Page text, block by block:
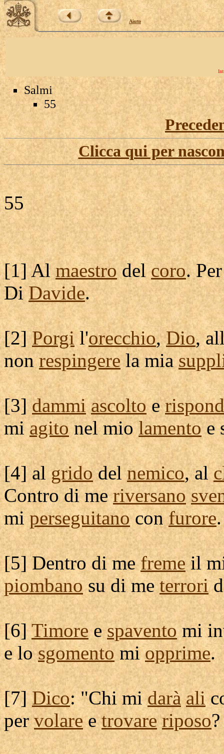
Aiuto
Salmi
55
Clicca qui per
55
[1] Almaestrodelcoro.
DiDavide.
[2]Porgil'orecchio,Dio,
nonrespingerela mia
[3]dammi ascoltoe
miagitonel miolamentoe
[4] algridodelnemico, al
Contro di meriversano
miperseguitanoconfurore.
[5] Dentro di mefremeil
piombanosu di meterrori
[6]Timoreespaventomi
e losgomentomiopprime.
[7]Dico: "Chi midarà ali
pervolareetrovare riposo?